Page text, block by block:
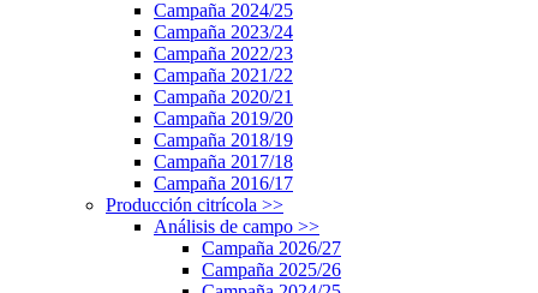
Campaña 2024/25
Campaña 2023/24
Campaña 2022/23
Campaña 2021/22
Campaña 2020/21
Campaña 2019/20
Campaña 2018/19
Campaña 2017/18
Campaña 2016/17
Producción citrícola >>
Análisis de campo >>
Campaña 2026/27
Campaña 2025/26